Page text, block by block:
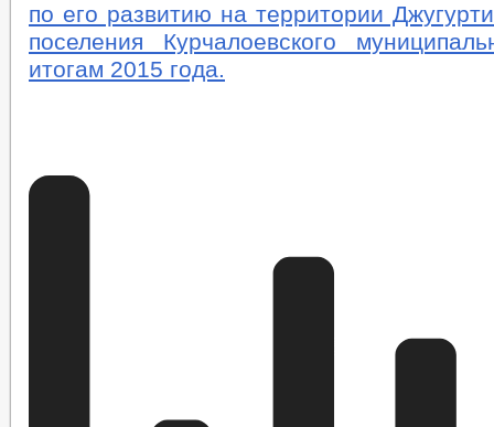
по его развитию на территории
поселения Курчалоевского
итогам 2015 года.